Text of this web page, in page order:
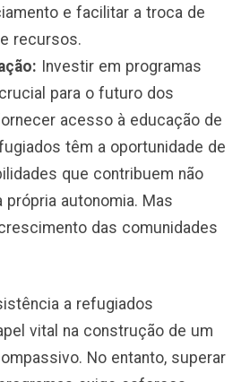
e facilitar a troca de
recursos.
Investir em programas
para o futuro dos
acesso à educação de
têm a oportunidade de
que contribuem não
própria autonomia. Mas
das comunidades
a refugiados
vital na construção de um
No entanto, superar